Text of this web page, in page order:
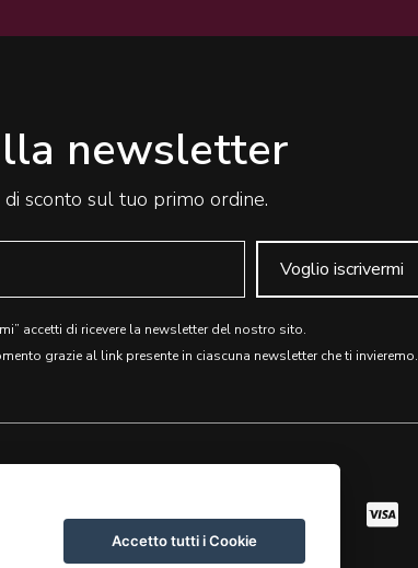
newsletter
sconto sul tuo primo ordine.
Voglio iscrivermi
accetti di ricevere la newsletter del nostro sito.
grazie al link presente in ciascuna newsletter che ti invieremo.
Accetto tutti i Cookie